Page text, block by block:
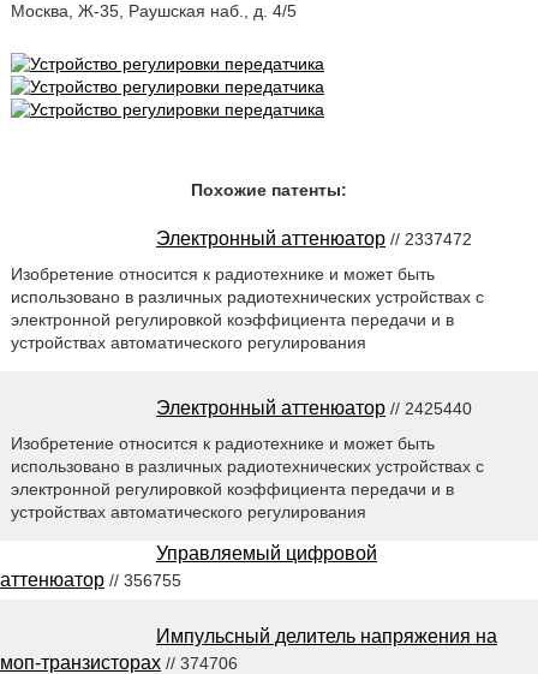
Москва, Ж-35, Раушская наб., д. 4/5
Похожие патенты:
Электронный аттенюатор // 2337472
Изобретение относится к радиотехнике и может быть
использовано в различных радиотехнических устройствах с
электронной регулировкой коэффициента передачи и в
устройствах автоматического регулирования
Электронный аттенюатор // 2425440
Изобретение относится к радиотехнике и может быть
использовано в различных радиотехнических устройствах с
электронной регулировкой коэффициента передачи и в
устройствах автоматического регулирования
Управляемый цифровой
аттенюатор // 356755
Импульсный делитель напряжения на
моп-транзисторах // 374706